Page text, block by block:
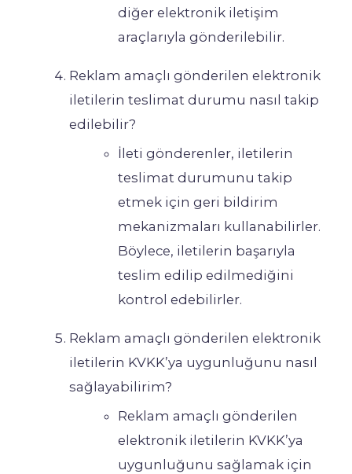
diğer elektronik iletişim
araçlarıyla gönderilebilir.
Reklam amaçlı gönderilen elektronik
iletilerin teslimat durumu nasıl takip
edilebilir?
İleti gönderenler, iletilerin
teslimat durumunu takip
etmek için geri bildirim
mekanizmaları kullanabilirler.
Böylece, iletilerin başarıyla
teslim edilip edilmediğini
kontrol edebilirler.
Reklam amaçlı gönderilen elektronik
iletilerin KVKK’ya uygunluğunu nasıl
sağlayabilirim?
Reklam amaçlı gönderilen
elektronik iletilerin KVKK’ya
uygunluğunu sağlamak için